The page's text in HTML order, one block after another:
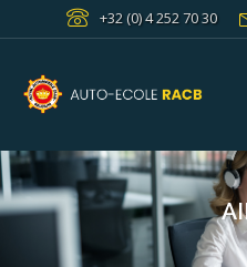
+32 (0) 4 252 70 30